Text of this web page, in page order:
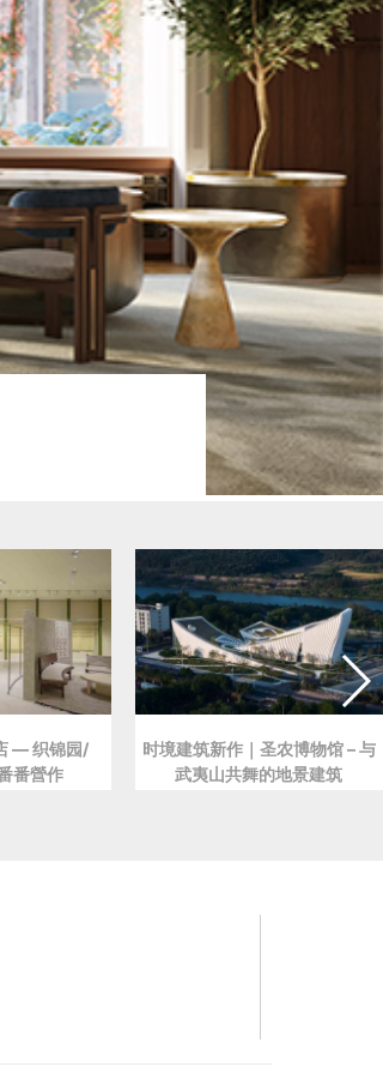
— 织锦园/
番營作
时境建筑新作｜圣农博物馆 – 与
武夷山共舞的地景建筑